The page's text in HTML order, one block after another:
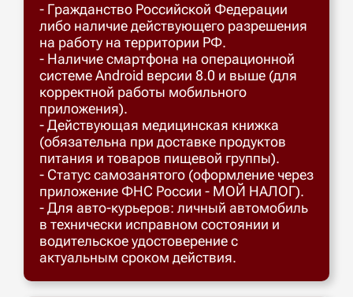
- Гражданство Российской Федерации
либо наличие действующего разрешения
на работу на территории РФ.
- Наличие смартфона на операционной
системе Android версии 8.0 и выше (для
корректной работы мобильного
приложения).
- Действующая медицинская книжка
(обязательна при доставке продуктов
питания и товаров пищевой группы).
- Статус самозанятого (оформление через
приложение ФНС России - МОЙ НАЛОГ).
- Для авто-курьеров: личный автомобиль
в технически исправном состоянии и
водительское удостоверение с
актуальным сроком действия.